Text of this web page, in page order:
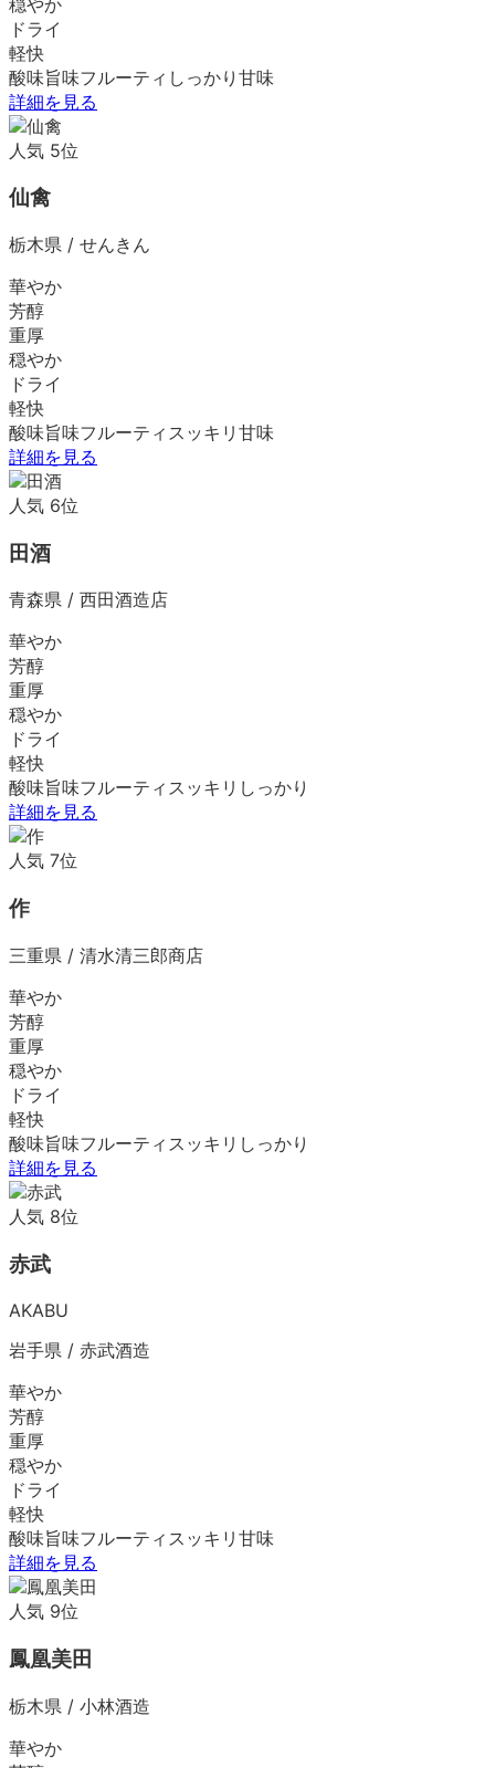
ドライ
軽快
酸味旨味フルーティ しっかり 甘味
詳細を見る
人気 5位
仙禽
栃木県 / せんきん
華やか
芳醇
重厚
穏やか
ドライ
軽快
酸味旨味フルーティ スッキリ 甘味
詳細を見る
人気 6位
田酒
青森県 / 西田酒造店
華やか
芳醇
重厚
穏やか
ドライ
軽快
酸味旨味フルーティ スッキリ しっかり
詳細を見る
人気 7位
作
三重県 / 清水清三郎商店
華やか
芳醇
重厚
穏やか
ドライ
軽快
酸味旨味フルーティ スッキリ しっかり
詳細を見る
人気 8位
赤武
AKABU
岩手県 / 赤武酒造
華やか
芳醇
重厚
穏やか
ドライ
軽快
酸味旨味フルーティ スッキリ 甘味
詳細を見る
人気 9位
鳳凰美田
栃木県 / 小林酒造
華やか